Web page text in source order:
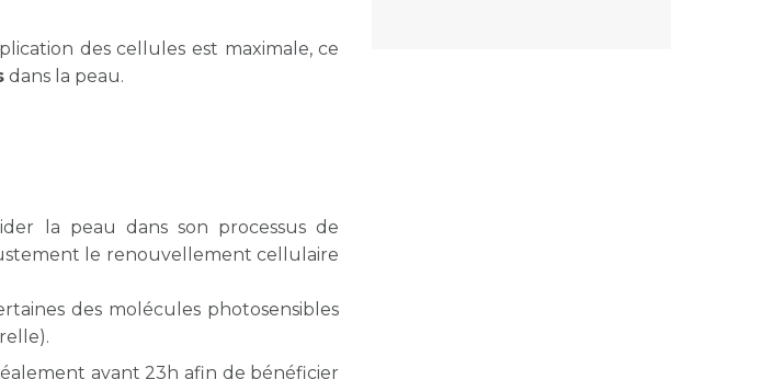
des cellules est maximale, ce
dans la peau.
la peau dans son processus de
le renouvellement cellulaire
des molécules photosensibles
avant 23h afin de bénéficier